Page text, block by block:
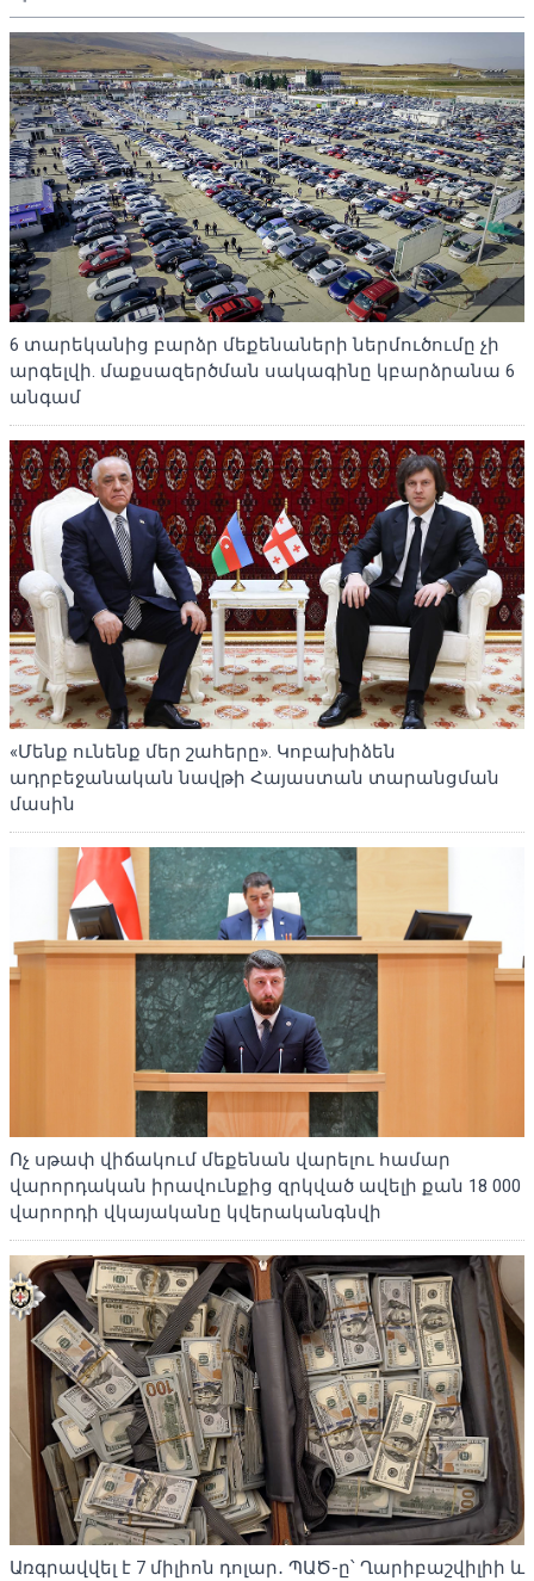
6 տարեկանից բարձր մեքենաների ներմուծումը չի
արգելվի. մաքսազերծման սակագինը կբարձրանա 6
անգամ
«Մենք ունենք մեր շահերը». Կոբախիձեն
ադրբեջանական նավթի Հայաստան տարանցման
մասին
Ոչ սթափ վիճակում մեքենան վարելու համար
վարորդական իրավունքից զրկված ավելի քան 18 000
վարորդի վկայականը կվերականգնվի
Առգրավվել է 7 միլիոն դոլար․ ՊԱԾ-ը՝ Ղարիբաշվիլիի և